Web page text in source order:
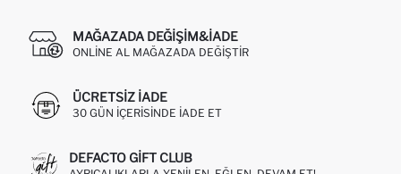
MAĞAZADA DEĞIŞIM&İADE
ONLINE AL MAĞAZADA DEĞIŞTIR
ÜCRETSIZ IADE
30 GÜN IÇERISINDE IADE ET
DEFACTO GIFT CLUB